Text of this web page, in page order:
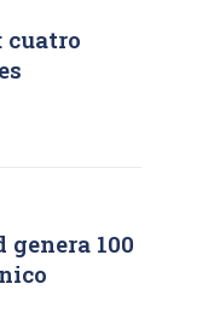
cuatro
100